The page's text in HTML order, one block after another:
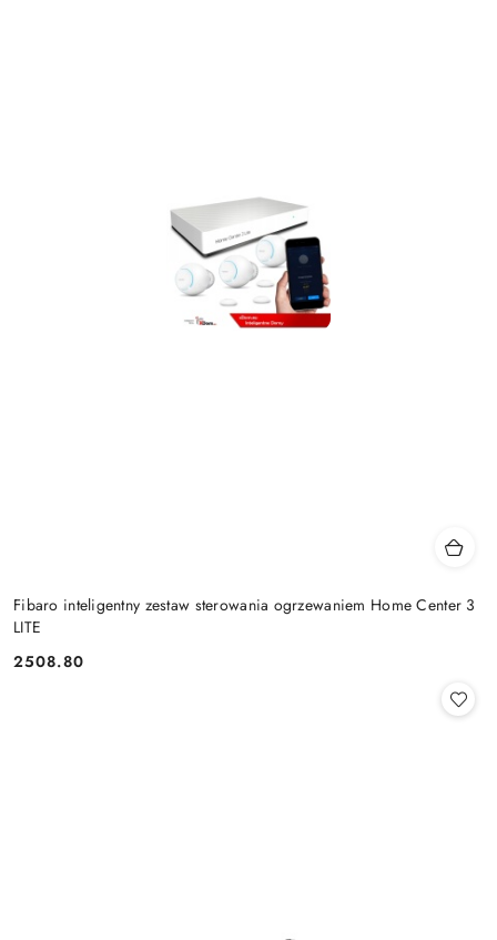
Fibaro inteligentny zestaw sterowania ogrzewaniem Home Center 3
LITE
Cena:
2508.80